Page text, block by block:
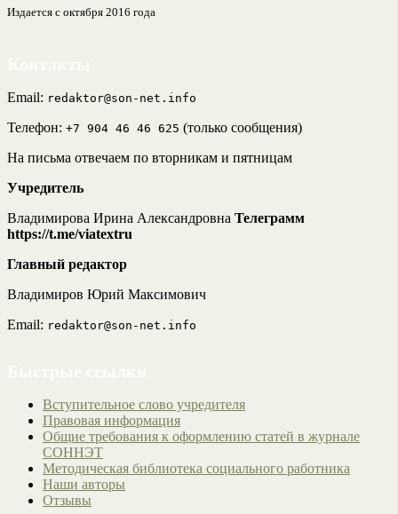
Издается с октября 2016 года
Email: redaktor@son-net.info
Телефон: +7 904 46 46 625 (только сообщения)
На письма отвечаем по вторникам и пятницам
Учредитель
Владимирова Ирина Александровна Телеграмм
https://t.me/viatextru
Главный редактор
Владимиров Юрий Максимович
Email: redaktor@son-net.info
Вступительное слово учредителя
Правовая информация
Общие требования к оформлению статей в журнале
СОННЭТ
Методическая библиотека социального работника
Наши авторы
Отзывы